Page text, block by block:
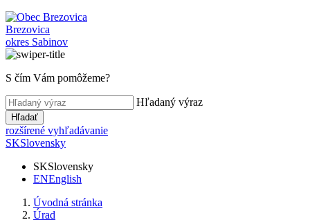
Brezovica
okres Sabinov
S čím Vám pomôžeme?
Hľadaný výraz
Hľadať
rozšírené vyhľadávanie
SKSlovensky
SKSlovensky
ENEnglish
Úvodná stránka
Úrad